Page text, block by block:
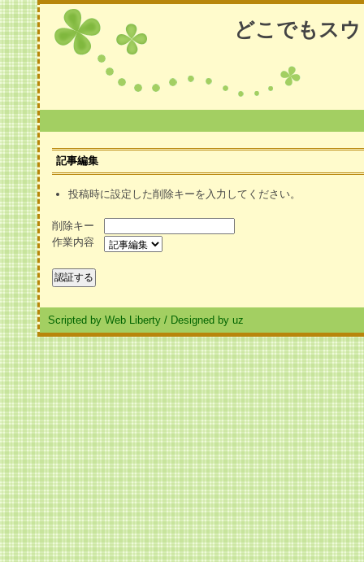
どこでもス
記事編集
投稿時に設定した削除キーを入力してください。
削除キー
作業内容
Scripted by Web Liberty / Designed by uz